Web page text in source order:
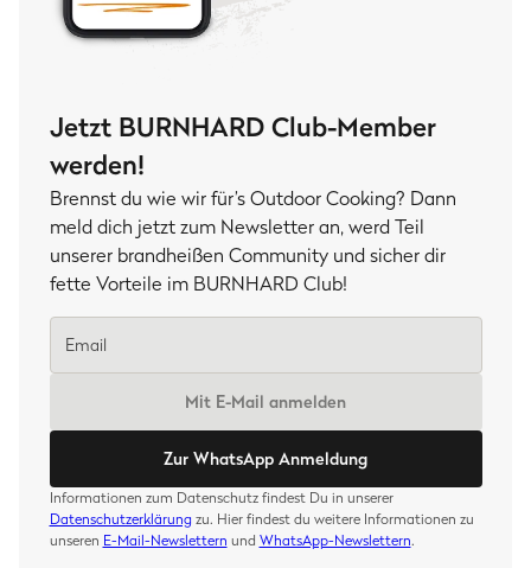
Jetzt BURNHARD Club-Member
werden!
Brennst du wie wir für’s Outdoor Cooking? Dann
meld dich jetzt zum Newsletter an, werd Teil
unserer brandheißen Community und sicher dir
fette Vorteile im BURNHARD Club!
Mit E-Mail anmelden
Zur WhatsApp Anmeldung
Informationen zum Datenschutz findest Du in unserer
Datenschutzerklärung zu. Hier findest du weitere Informationen zu
unseren E-Mail-Newslettern und WhatsApp-Newslettern.